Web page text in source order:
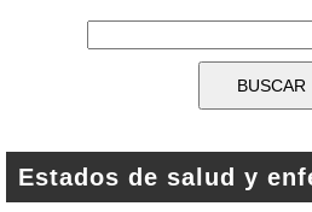
Estados de salud y